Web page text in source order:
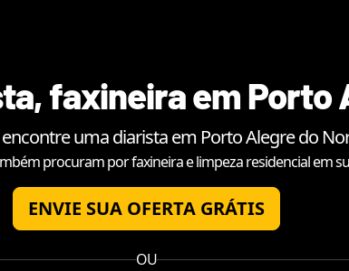
faxineira emPorto
uma diarista em Porto Alegre do
procuram por faxineira e limpeza residencial em
ENVIE SUA OFERTA GRÁTIS
OU